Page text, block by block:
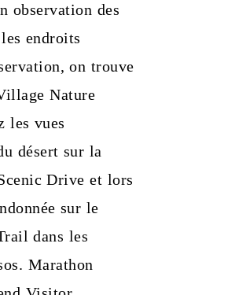
observation des
endroits
on trouve
Nature
les vues
désert sur la
Drive et lors
sur le
dans les
Marathon